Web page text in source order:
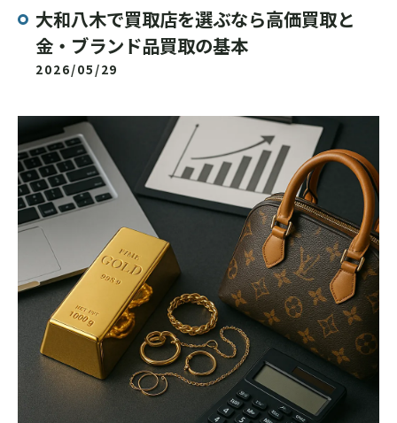
大和八木で買取店を選ぶなら高価買取と
金・ブランド品買取の基本
2026/05/29